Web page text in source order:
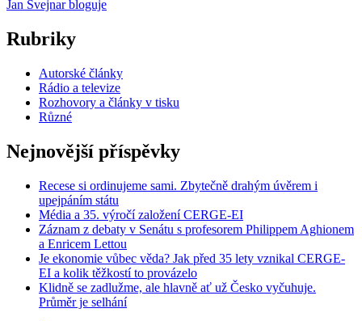
Jan Švejnar bloguje
Rubriky
Autorské články
Rádio a televize
Rozhovory a články v tisku
Různé
Nejnovější příspěvky
Recese si ordinujeme sami. Zbytečně drahým úvěrem i
upejpáním státu
Média a 35. výročí založení CERGE-EI
Záznam z debaty v Senátu s profesorem Philippem Aghionem
a Enricem Lettou
Je ekonomie vůbec věda? Jak před 35 lety vznikal CERGE-
EI a kolik těžkostí to provázelo
Klidně se zadlužme, ale hlavně ať už Česko vyčuhuje.
Průměr je selhání